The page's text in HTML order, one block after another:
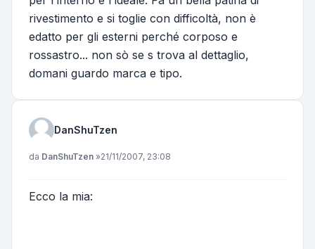
rivestimento e si toglie con difficoltà, non è
edatto per gli esterni perché corposo e
rossastro... non sò se s trova al dettaglio,
domani guardo marca e tipo.
DanShuTzen
Messaggio
da DanShuTzen »21/11/2007, 23:08
Ecco la mia: